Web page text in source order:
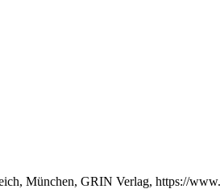
München, GRIN Verlag, https://